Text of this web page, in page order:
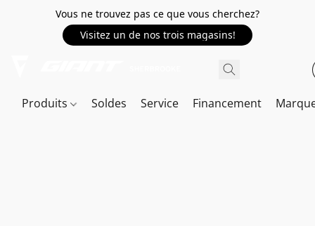
Vous ne trouvez pas ce que vous cherchez?
Visitez un de nos trois magasins!
Produits Soldes Service Financement